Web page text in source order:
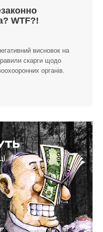
WTF?!
висновок на
скарги щодо
органів.